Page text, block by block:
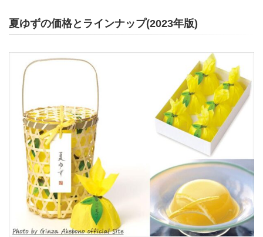
夏ゆずの価格とラインナップ(2023年版)